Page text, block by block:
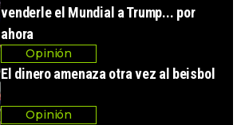
venderle el Mundial a Trump... por
ahora
Opinión
El dinero amenaza otra vez al beisbol
Opinión